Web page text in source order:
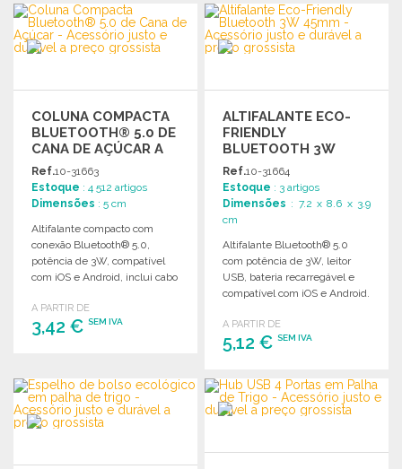
ENCOMENDAR
Solicitar um orçamento
ENCOMENDAR
Solicitar um orçamento
COLUNA COMPACTA
BLUETOOTH® 5.0 DE
CANA DE AÇÚCAR A
PREÇO GROSSISTA
Ref.10-31663
Estoque : 4 512 artigos
Dimensões : 5 cm
Altifalante compacto com
conexão Bluetooth® 5.0,
potência de 3W, compatível
com iOS e Android, inclui cabo
A PARTIR DE
3,42 € SEM IVA
Solicitar um orçamento
ALTIFALANTE ECO-
FRIENDLY
BLUETOOTH 3W
45MM A PREÇO
GROSSISTA
Ref.10-31664
Estoque : 3 artigos
Dimensões : 7.2 x 8.6 x 3.9
cm
Altifalante Bluetooth® 5.0
com potência de 3W, leitor
USB, bateria recarregável e
compatível com iOS e Android.
A PARTIR DE
5,12 €SEM IVA
ENCOMENDAR
Solicitar um orçamento